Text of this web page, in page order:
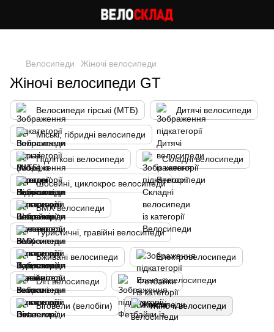
Велосипеди Жіночі велосипеди
Жіночі велосипеди GT
Велосипеди гірські (МТБ) Дитячі велосипеди
Міські, гібридні велосипеди
Підліткові велосипеди Складні велосипеди
Шосейні, циклокрос велосипеди
BMX велосипеди
Туристичні, гравійні велосипеди
Вживані велосипеди Електровелосипеди
Dirt велосипеди Фетбайки
Біговели (велобіги) Жіночі велосипеди